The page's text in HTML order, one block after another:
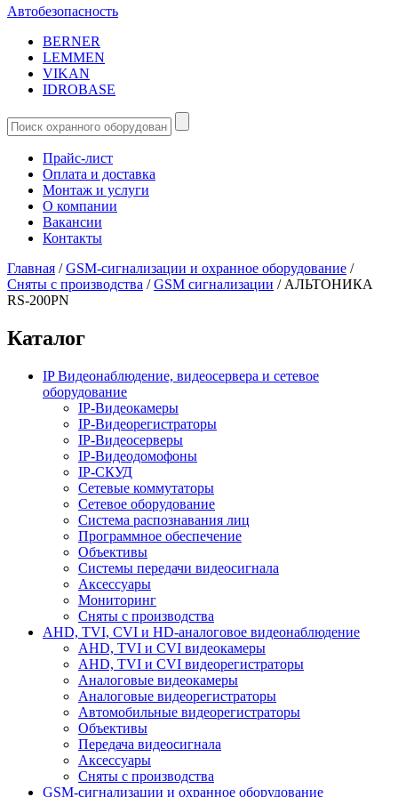
Автобезопасность
BERNER
LEMMEN
VIKAN
IDROBASE
Прайс-лист
Оплата и доставка
Монтаж и услуги
О компании
Вакансии
Контакты
Главная /GSM-сигнализации и охранное оборудование /
Сняты с производства /GSM сигнализации / АЛЬТОНИКА
RS-200PN
Каталог
IP Видеонаблюдение, видеосервера и сетевое
оборудование
IP-Видеокамеры
IP-Видеорегистраторы
IP-Видеосерверы
IP-Видеодомофоны
IP-СКУД
Сетевые коммутаторы
Сетевое оборудование
Система распознавания лиц
Программное обеспечение
Объективы
Системы передачи видеосигнала
Аксессуары
Мониторинг
Сняты с производства
AHD, TVI, CVI и HD-аналоговое видеонаблюдение
AHD, TVI и CVI видеокамеры
AHD, TVI и CVI видеорегистраторы
Аналоговые видеокамеры
Аналоговые видеорегистраторы
Автомобильные видеорегистраторы
Объективы
Передача видеосигнала
Аксессуары
Сняты с производства
GSM-сигнализации и охранное оборудование